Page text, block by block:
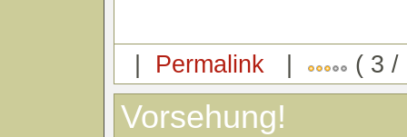
| Permalink | ( 3 /
Vorsehung!